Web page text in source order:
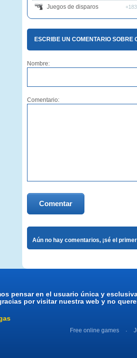
Juegos de disparos
ESCRIBE UN COMENTARIO SOBRE
Nombre:
Comentario:
Comentar
Aún no hay comentarios, ¡sé el
pensar en el usuario única y
por visitar nuestra web y no
Free online games